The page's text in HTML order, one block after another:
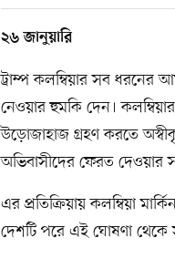
২৬ জানুয়ারি
ট্রাম্প কলম্বিয়ার সব ধরনের
নেওয়ার হুমকি দেন।
উড়োজাহাজ গ্রহণ করতে
অভিবাসীদের ফেরত দেওয়ার
এর প্রতিক্রিয়ায় কলম্বিয়া
দেশটি পরে এই ঘোষণা থেকে